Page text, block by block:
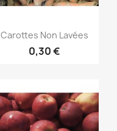
Aperçu rapide
Carottes Non Lavées
0,30 €